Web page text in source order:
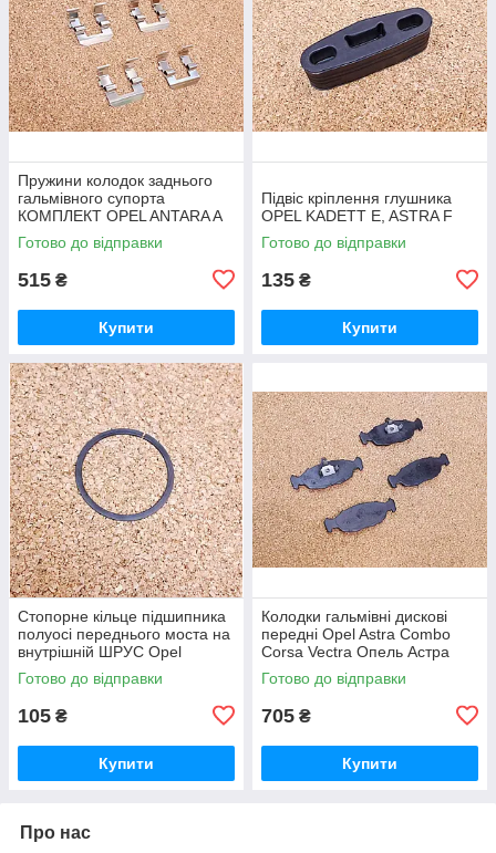
Пружини колодок заднього
гальмівного супорта
КОМПЛЕКТ OPEL ANTARA A
(L07) CHEVROLET CAPTIVA
(C100, C140) 2.4 2006.06-
Готово до відправки
515 ₴
Купити
Підвіс кріплення глушника
OPEL KADETT E, ASTRA F
Готово до відправки
135 ₴
Купити
Стопорне кільце підшипника
полуосі переднього моста на
внутрішній ШРУС Opel
Frontera Опель Фронтера
Готово до відправки
105 ₴
Купити
Колодки гальмівні дискові
передні Opel Astra Combo
Corsa Vectra Опель Астра
Комбо Корса Вектра
Готово до відправки
705 ₴
Купити
Про нас